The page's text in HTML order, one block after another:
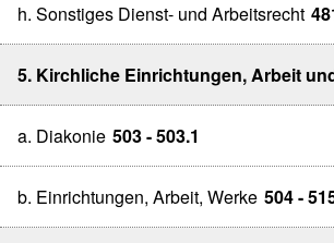
h. Sonstiges Dienst- und Arbeitsrecht
5. Kirchliche Einrichtungen, Arbeit
a. Diakonie 503 - 503.1
b. Einrichtungen, Arbeit, Werke 504 -